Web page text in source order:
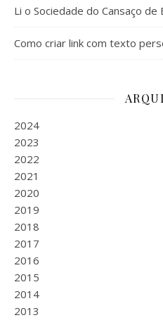
Li o Sociedade do Cansaço de
Como criar link com texto
2024
2023
2022
2021
2020
2019
2018
2017
2016
2015
2014
2013